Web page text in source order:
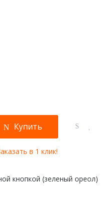
Купить
в 1 клик!
кнопкой (зеленый ореол)